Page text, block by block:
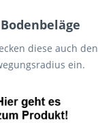
diese auch den
ein.